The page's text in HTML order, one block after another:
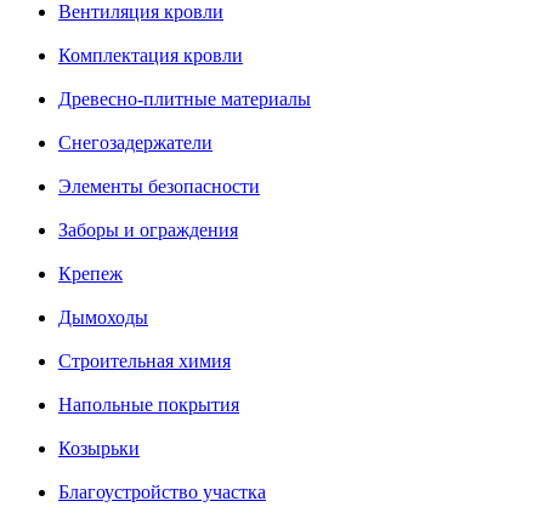
Вентиляция кровли
Комплектация кровли
Древесно-плитные материалы
Снегозадержатели
Элементы безопасности
Заборы и ограждения
Крепеж
Дымоходы
Строительная химия
Напольные покрытия
Козырьки
Благоустройство участка